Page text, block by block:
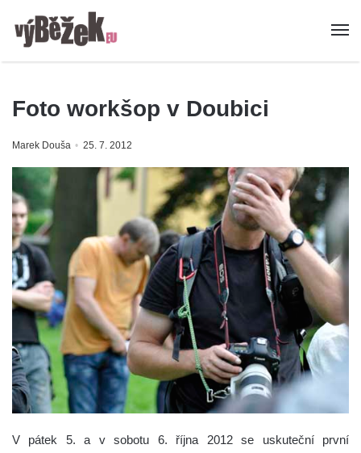
Foto workšop v Doubici
Marek Douša 25. 7. 2012
V pátek 5. a v sobotu 6. října 2012 se uskuteční první